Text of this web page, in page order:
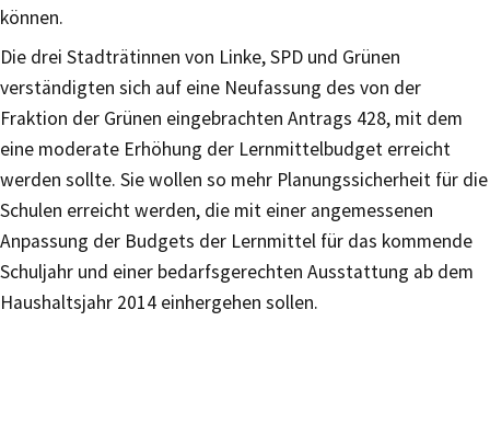
können.
Die drei Stadträtinnen von Linke, SPD und Grünen
verständigten sich auf eine Neufassung des von der
Fraktion der Grünen eingebrachten Antrags 428, mit dem
eine moderate Erhöhung der Lernmittelbudget erreicht
werden sollte. Sie wollen so mehr Planungssicherheit für die
Schulen erreicht werden, die mit einer angemessenen
Anpassung der Budgets der Lernmittel für das kommende
Schuljahr und einer bedarfsgerechten Ausstattung ab dem
Haushaltsjahr 2014 einhergehen sollen.